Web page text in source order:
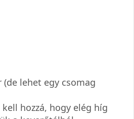
lehet egy csomag
hozzá, hogy elég híg